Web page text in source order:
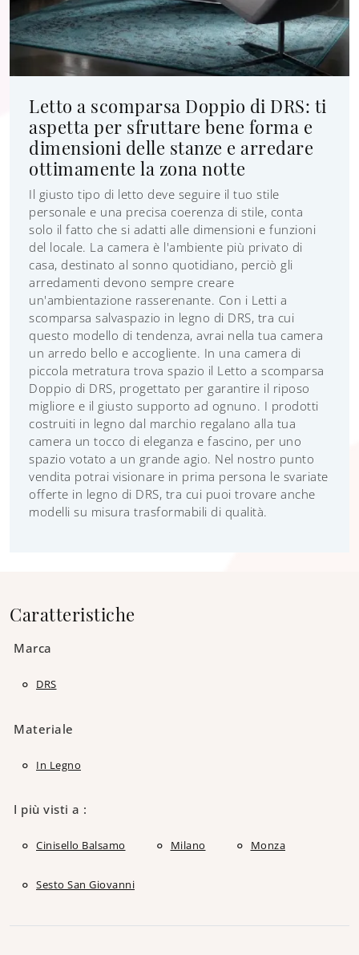
Letto a scomparsa Doppio di DRS: ti
aspetta per sfruttare bene forma e
dimensioni delle stanze e arredare
ottimamente la zona notte
Il giusto tipo di letto deve seguire il tuo stile
personale e una precisa coerenza di stile, conta
solo il fatto che si adatti alle dimensioni e funzioni
del locale. La camera è l'ambiente più privato di
casa, destinato al sonno quotidiano, perciò gli
arredamenti devono sempre creare
un'ambientazione rasserenante. Con i Letti a
scomparsa salvaspazio in legno di DRS, tra cui
questo modello di tendenza, avrai nella tua camera
un arredo bello e accogliente. In una camera di
piccola metratura trova spazio il Letto a scomparsa
Doppio di DRS, progettato per garantire il riposo
migliore e il giusto supporto ad ognuno. I prodotti
costruiti in legno dal marchio regalano alla tua
camera un tocco di eleganza e fascino, per uno
spazio votato a un grande agio. Nel nostro punto
vendita potrai visionare in prima persona le svariate
offerte in legno di DRS, tra cui puoi trovare anche
modelli su misura trasformabili di qualità.
Caratteristiche
Marca
DRS
Materiale
In Legno
I più visti a :
Cinisello Balsamo Milano Monza
Sesto San Giovanni